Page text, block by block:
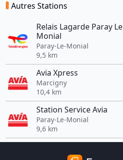
Autres Stations
Relais Lagarde Paray Le
Monial
Paray-Le-Monial
9,5 km
Avia Xpress
Marcigny
10,4 km
Station Service Avia
Paray-Le-Monial
9,6 km